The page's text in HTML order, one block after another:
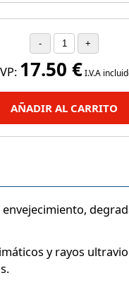
17.50 €I.V.A
AÑADIR AL CARRITO
y rayos